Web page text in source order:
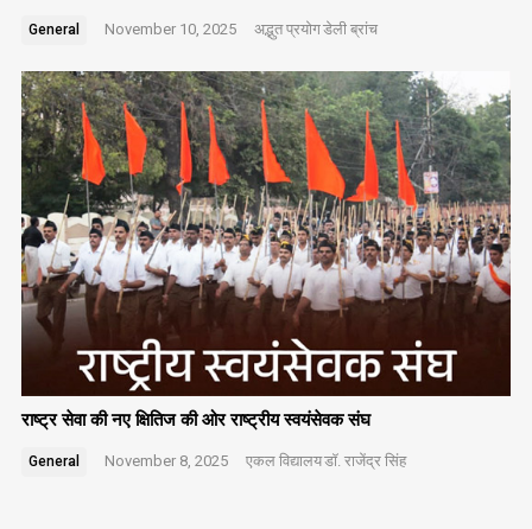
General November 10, 2025 अद्भुत प्रयोगडेली ब्रांच
राष्ट्र सेवा की नए क्षितिज की ओर राष्ट्रीय स्वयंसेवक संघ
General November 8, 2025 एकल विद्यालयडॉ. राजेंद्र सिंह